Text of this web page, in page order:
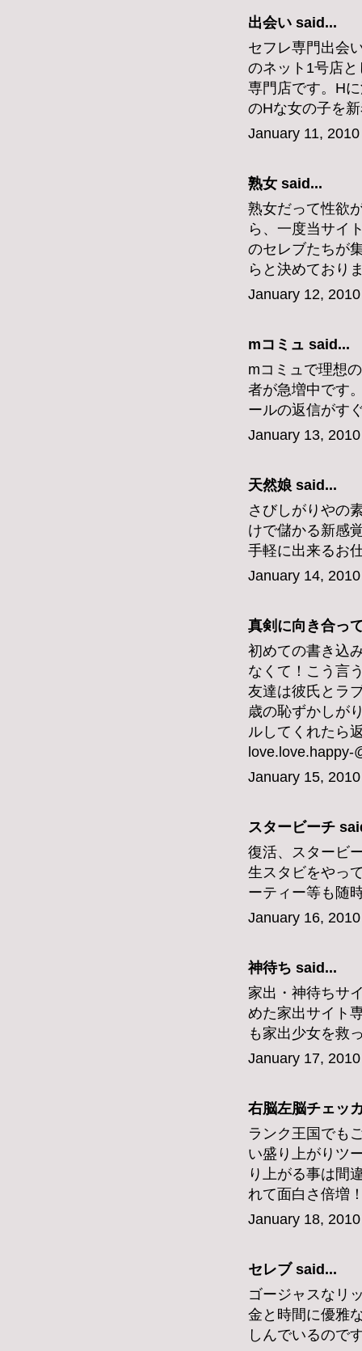
出会い said...
セフレ専門出会
のネット1号店
専門店です。H
のHな女の子を
January 11,
熟女 said...
熟女だって性欲
ら、一度当サイ
のセレブたちが
らと決めており
January 12,
mコミュ said...
mコミュで理想
者が急増中です
ールの返信がす
January 13,
天然娘 said...
さびしがりやの
けで儲かる新感
手軽に出来るお
January 14,
真剣に向き合っ
初めての書き込
なくて！こう言
友達は彼氏とラ
歳の恥ずかしが
ルしてくれたら
love.love.happy-
January 15,
スタービーチ
復活、スタービ
生スタビをやっ
ーティー等も随
January 16,
神待ち said...
家出・神待ちサ
めた家出サイト
も家出少女を救
January 17,
右脳左脳チェッ
ランク王国でも
い盛り上がりツ
り上がる事は間
れて面白さ倍増
January 18,
セレブsaid...
ゴージャスなリ
金と時間に優雅
しんでいるので